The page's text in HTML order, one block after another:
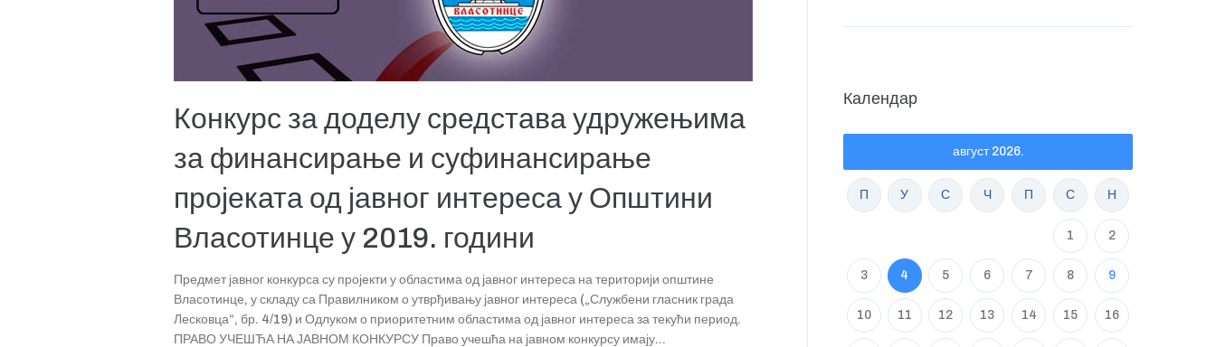
Конкурс за доделу средстава удружењима
за финансирање и суфинансирање
пројеката од јавног интереса у Општини
Власотинце у 2019. години
Предмет јавног конкурса су пројекти у областима од јавног интереса на територији општине
Власотинце, у складу са Правилником о утврђивању јавног интереса („Службени гласник града
Лесковца“, бр. 4/19) и Одлуком о приоритетним областима од јавног интереса за текући период.
ПРАВО УЧЕШЋА НА ЈАВНОМ КОНКУРСУ Право учешћа на јавном конкурсу имају...
Календар
август 2026.
П У С Ч П С Н
1 2
3 4 5 6 7 8 9
10 11 12 13 14 15 16